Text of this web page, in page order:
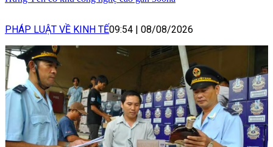
PHÁP LUẬT VỀ KINH TẾ09:54 | 08/08/2026